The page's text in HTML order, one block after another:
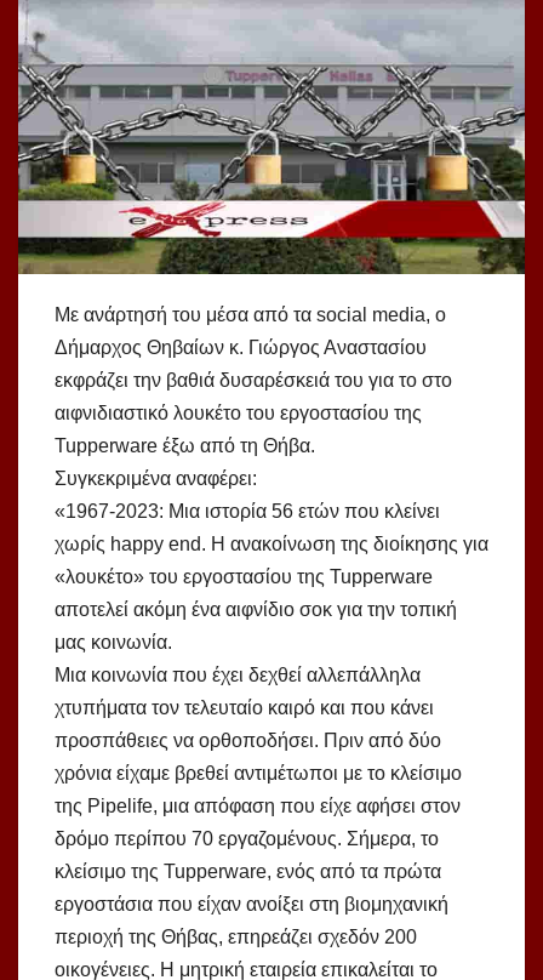
Με ανάρτησή του μέσα από τα social media, ο
Δήμαρχος Θηβαίων κ. Γιώργος Αναστασίου
εκφράζει την βαθιά δυσαρέσκειά του για το στο
αιφνιδιαστικό λουκέτο του εργοστασίου της
Tupperware έξω από τη Θήβα.
Συγκεκριμένα αναφέρει:
«1967-2023: Μια ιστορία 56 ετών που κλείνει
χωρίς happy end. H ανακοίνωση της διοίκησης για
«λουκέτο» του εργοστασίου της Tupperware
αποτελεί ακόμη ένα αιφνίδιο σοκ για την τοπική
μας κοινωνία.
Μια κοινωνία που έχει δεχθεί αλλεπάλληλα
χτυπήματα τον τελευταίο καιρό και που κάνει
προσπάθειες να ορθοποδήσει. Πριν από δύο
χρόνια είχαμε βρεθεί αντιμέτωποι με το κλείσιμο
της Pipelife, μια απόφαση που είχε αφήσει στον
δρόμο περίπου 70 εργαζομένους. Σήμερα, το
κλείσιμο της Tupperware, ενός από τα πρώτα
εργοστάσια που είχαν ανοίξει στη βιομηχανική
περιοχή της Θήβας, επηρεάζει σχεδόν 200
οικογένειες. Η μητρική εταιρεία επικαλείται το